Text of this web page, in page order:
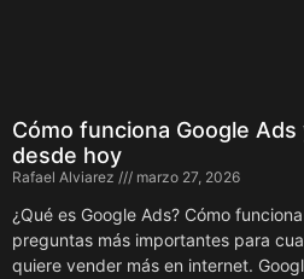
Cómo funciona Google
desde hoy
Rafael Alviarez marzo 27, 2026
¿Qué es Google Ads? Cómo
preguntas más importantes para
quiere vender más en internet.